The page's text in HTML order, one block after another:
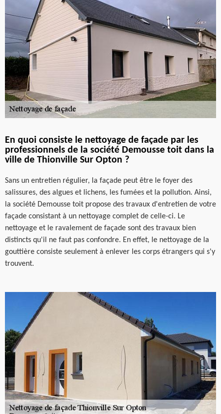
En quoi consiste le nettoyage de façade par les
professionnels de la société Demousse toit dans la
ville de Thionville Sur Opton ?
Sans un entretien régulier, la façade peut être le foyer des
salissures, des algues et lichens, les fumées et la pollution. Ainsi,
la société Demousse toit propose des travaux d'entretien de votre
façade consistant à un nettoyage complet de celle-ci. Le
nettoyage et le ravalement de façade sont des travaux bien
distincts qu'il ne faut pas confondre. En effet, le nettoyage de la
gouttière consiste seulement à enlever les corps étrangers qui s'y
trouvent.